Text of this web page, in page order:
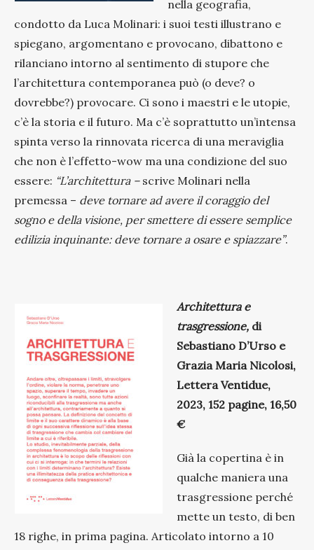
nella geografia,
condotto da Luca Molinari: i suoi testi illustrano e
spiegano, argomentano e provocano, dibattono e
rilanciano intorno al sentimento di stupore che
l’architettura contemporanea può (o deve? o
dovrebbe?) provocare. Ci sono i maestri e le utopie,
c’è la storia e il futuro. Ma c’è soprattutto un’intensa
spinta verso la rinnovata ricerca di una meraviglia
che non è l’effetto-wow ma una condizione del suo
essere: “L’architettura –scrive Molinari nella
premessa – deve tornare ad avere il coraggio del
sogno e della visione, per smettere di essere semplice
edilizia inquinante: deve tornare a osare e spiazzare”.
Architettura e
trasgressione, di
Sebastiano D’Urso e
Grazia Maria Nicolosi,
Lettera Ventidue,
2023, 152 pagine, 16,50
€
Già la copertina è in
qualche maniera una
trasgressione perché
mette un testo, di ben
18 righe, in prima pagina. Articolato intorno a 10